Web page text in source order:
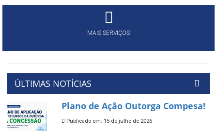
MAIS SERVIÇOS
ÚLTIMAS NOTÍCIAS
Plano de Ação Outorga Compesa!
Publicado em: 15 de julho de 2026